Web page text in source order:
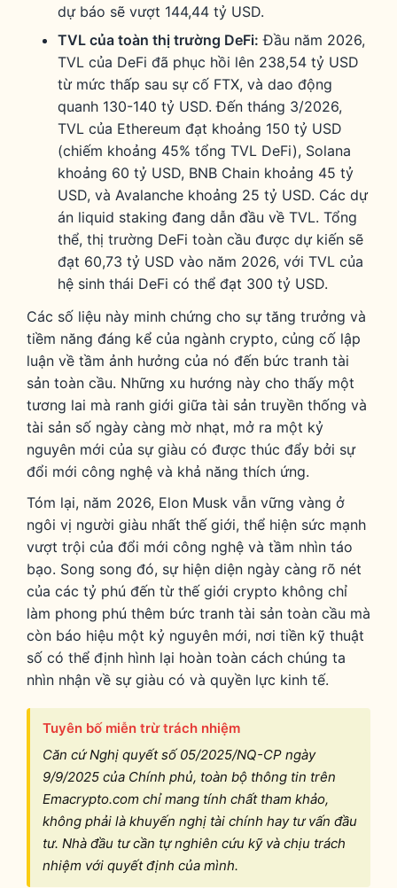
dự báo sẽ vượt 144,44 tỷ USD.
TVL của toàn thị trường DeFi: Đầu năm 2026,
TVL của DeFi đã phục hồi lên 238,54 tỷ USD
từ mức thấp sau sự cố FTX, và dao động
quanh 130-140 tỷ USD. Đến tháng 3/2026,
TVL của Ethereum đạt khoảng 150 tỷ USD
(chiếm khoảng 45% tổng TVL DeFi), Solana
khoảng 60 tỷ USD, BNB Chain khoảng 45 tỷ
USD, và Avalanche khoảng 25 tỷ USD. Các dự
án liquid staking đang dẫn đầu về TVL. Tổng
thể, thị trường DeFi toàn cầu được dự kiến sẽ
đạt 60,73 tỷ USD vào năm 2026, với TVL của
hệ sinh thái DeFi có thể đạt 300 tỷ USD.
Các số liệu này minh chứng cho sự tăng trưởng và
tiềm năng đáng kể của ngành crypto, củng cố lập
luận về tầm ảnh hưởng của nó đến bức tranh tài
sản toàn cầu. Những xu hướng này cho thấy một
tương lai mà ranh giới giữa tài sản truyền thống và
tài sản số ngày càng mờ nhạt, mở ra một kỷ
nguyên mới của sự giàu có được thúc đẩy bởi sự
đổi mới công nghệ và khả năng thích ứng.
Tóm lại, năm 2026, Elon Musk vẫn vững vàng ở
ngôi vị người giàu nhất thế giới, thể hiện sức mạnh
vượt trội của đổi mới công nghệ và tầm nhìn táo
bạo. Song song đó, sự hiện diện ngày càng rõ nét
của các tỷ phú đến từ thế giới crypto không chỉ
làm phong phú thêm bức tranh tài sản toàn cầu mà
còn báo hiệu một kỷ nguyên mới, nơi tiền kỹ thuật
số có thể định hình lại hoàn toàn cách chúng ta
nhìn nhận về sự giàu có và quyền lực kinh tế.
Tuyên bố miễn trừ trách nhiệm
Căn cứ Nghị quyết số 05/2025/NQ-CP ngày
9/9/2025 của Chính phủ, toàn bộ thông tin trên
Emacrypto.com chỉ mang tính chất tham khảo,
không phải là khuyến nghị tài chính hay tư vấn đầu
tư. Nhà đầu tư cần tự nghiên cứu kỹ và chịu trách
nhiệm với quyết định của mình.